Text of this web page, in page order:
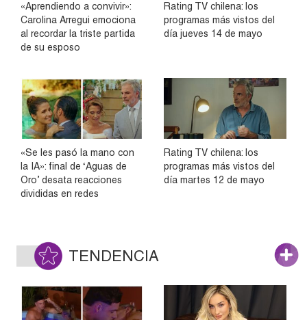
«Aprendiendo a convivir»:
Carolina Arregui emociona
al recordar la triste partida
de su esposo
Rating TV chilena: los
programas más vistos del
día jueves 14 de mayo
«Se les pasó la mano con
la IA»: final de ‘Aguas de
Oro’ desata reacciones
divididas en redes
Rating TV chilena: los
programas más vistos del
día martes 12 de mayo
TENDENCIA